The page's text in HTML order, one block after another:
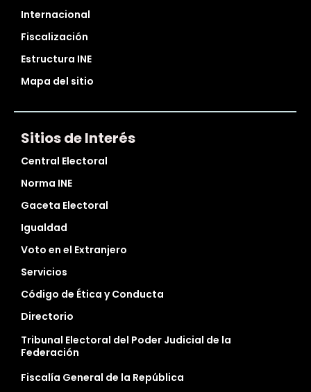
Internacional
Fiscalización
Estructura INE
Mapa del sitio
Sitios de Interés
Central Electoral
Norma INE
Gaceta Electoral
Igualdad
Voto en el Extranjero
Servicios
Código de Ética y Conducta
Directorio
Tribunal Electoral del Poder Judicial de la
Federación
Fiscalía General de la República